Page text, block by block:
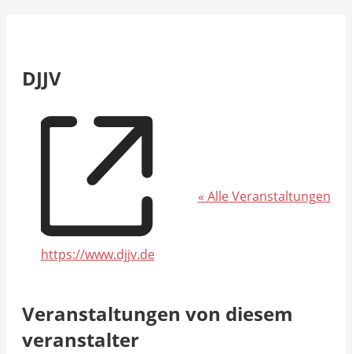
DJJV
« Alle Veranstaltungen
Webseite
https://www.djjv.de
Veranstaltungen von diesem
veranstalter